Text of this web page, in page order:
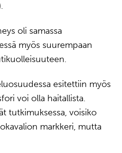
oli samassa
myös suurempaan
esitettiin myös
voi olla haitallista.
tutkimuksessa, voisiko
markkeri, mutta